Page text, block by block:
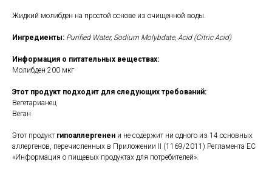
Жидкий молибден на простой основе из очищенной воды.
Ингредиенты: Purified Water, Sodium Molybdate, Acid (Citric Acid)
Информация о питательных веществах:
Молибден 200 мкг
Этот продукт подходит для следующих требований:
Вегетарианец
Веган
Этот продукт гипоаллергенен и не содержит ни одного из 14 основных
аллергенов, перечисленных в Приложении II (1169/2011) Регламента ЕС
«Информация о пищевых продуктах для потребителей».